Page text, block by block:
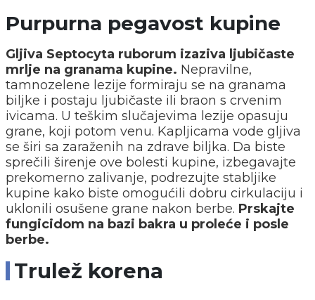
Purpurna pegavost kupine
Gljiva Septocyta ruborum izaziva ljubičaste
mrlje na granama kupine. Nepravilne,
tamnozelene lezije formiraju se na granama
biljke i postaju ljubičaste ili braon s crvenim
ivicama. U teškim slučajevima lezije opasuju
grane, koji potom venu. Kapljicama vode gljiva
se širi sa zaraženih na zdrave biljka. Da biste
sprečili širenje ove bolesti kupine, izbegavajte
prekomerno zalivanje, podrezujte stabljike
kupine kako biste omogućili dobru cirkulaciju i
uklonili osušene grane nakon berbe. Prskajte
fungicidom na bazi bakra u proleće i posle
berbe.
Trulež korena